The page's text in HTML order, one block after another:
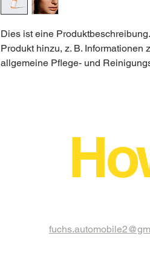
Dies ist eine
Produkt hinzu, z. B.
allgemeine Pflege- und